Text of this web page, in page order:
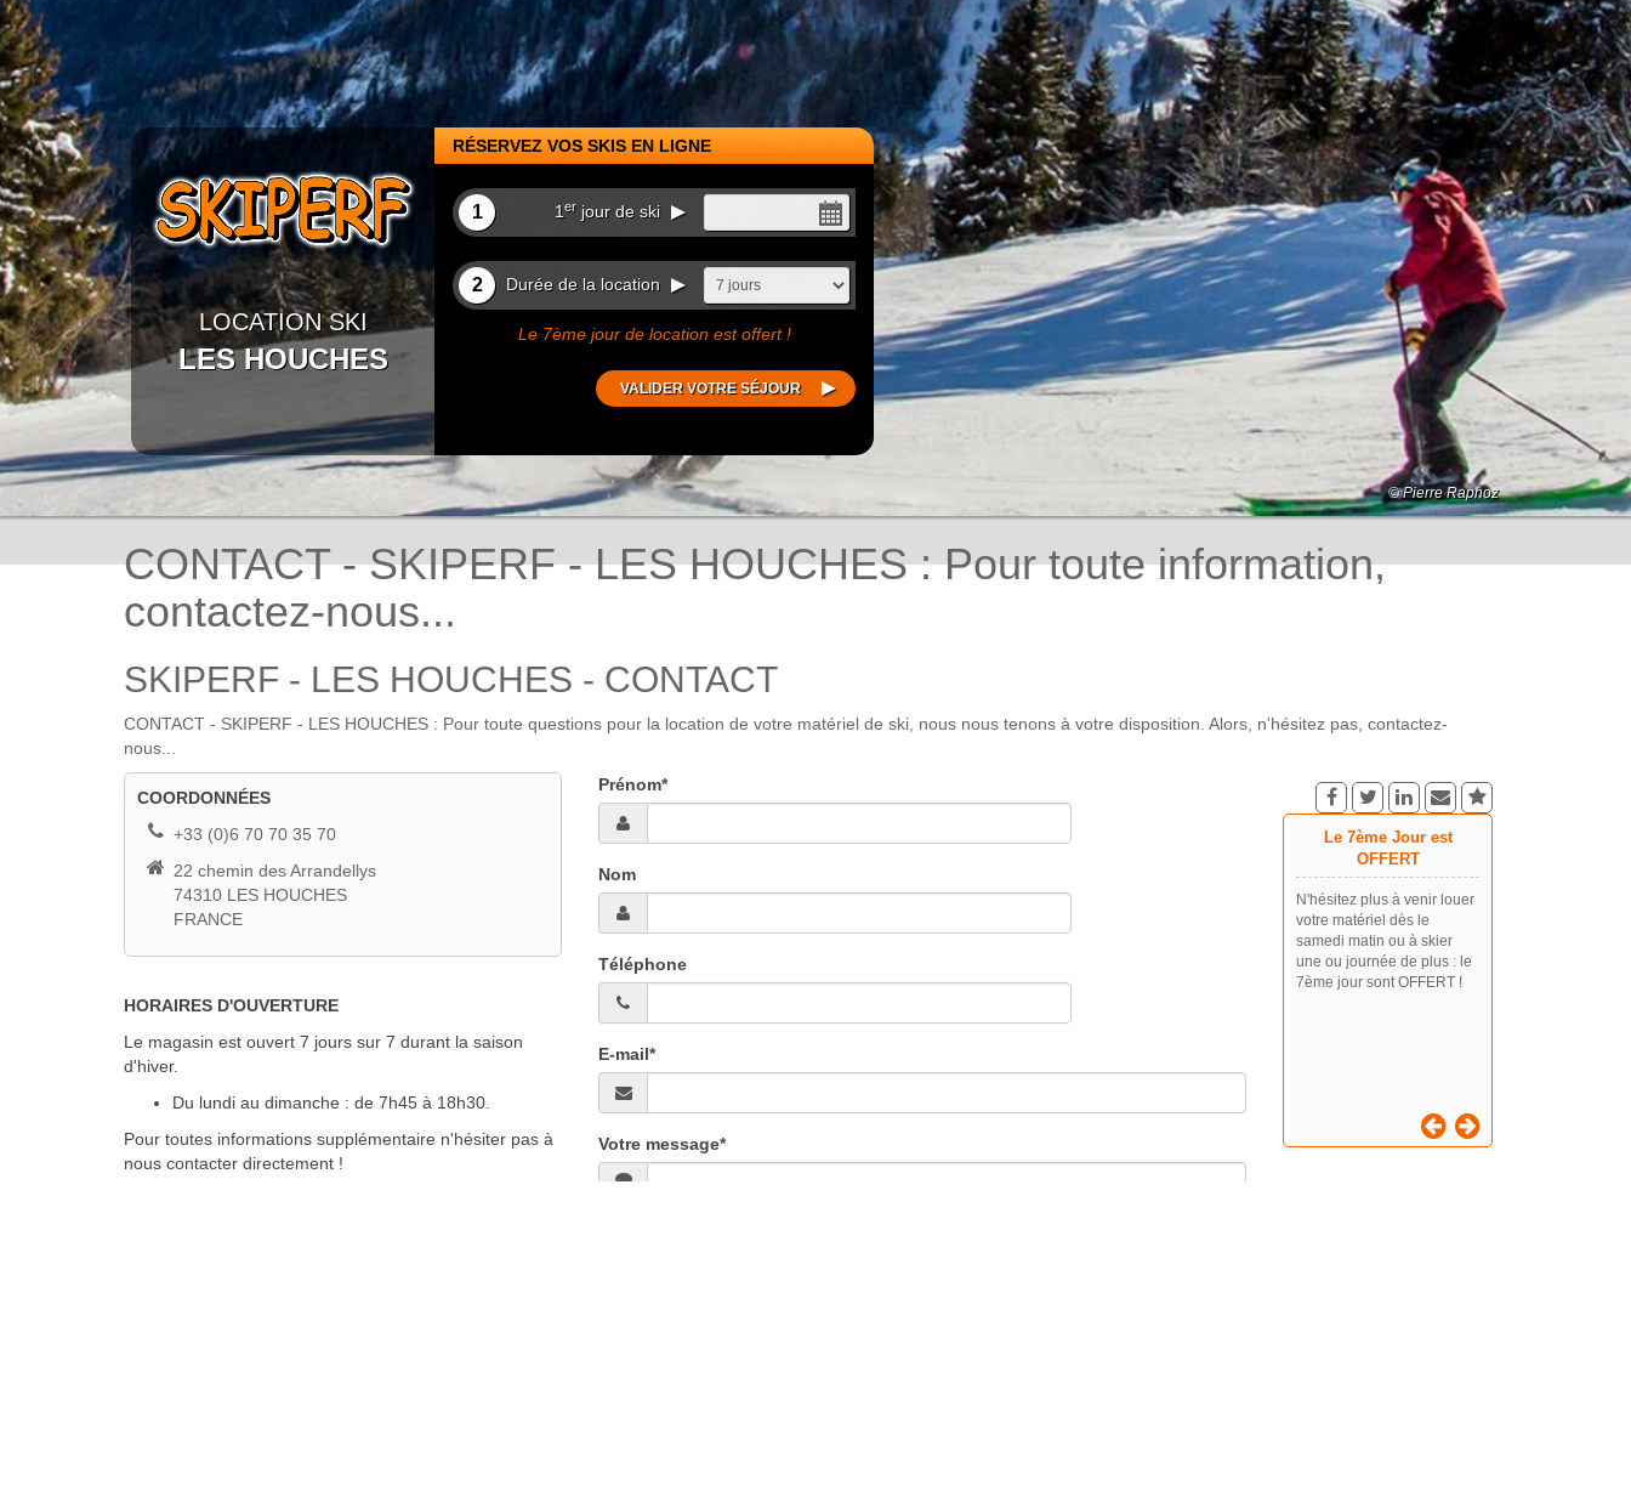
LOCATION SKI
LES HOUCHES
RÉSERVEZ VOS SKIS EN LIGNE
1 1erjour de ski
2 Durée de la location
Le 7ème jour de location est offert !
© Pierre Raphoz
© Patrice Labarbe
© Pierre Raphoz
© DALMASSO Monica
© Pierre Raphoz
© DALMASSO Monica
© Pierre Raphoz
© DALMASSO Monica
CONTACT - SKIPERF - LES HOUCHES : Pour toute information,
contactez-nous...
SKIPERF - LES HOUCHES - CONTACT
CONTACT - SKIPERF - LES HOUCHES : Pour toute questions pour la location de votre matériel de ski, nous nous tenons à votre disposition. Alors, n'hésitez pas, contactez-
nous...
CONTACT
COORDONNÉES
+33 (0)6 70 70 35 70
22 chemin des Arrandellys
74310 LES HOUCHES
FRANCE
HORAIRES D'OUVERTURE
Le magasin est ouvert 7 jours sur 7 durant la saison
d'hiver.
Du lundi au dimanche : de 7h45 à 18h30.
Pour toutes informations supplémentaire n'hésiter pas à
nous contacter directement !
Prénom*
Nom
Téléphone
E-mail*
Votre message*
Le 7ème Jour est
OFFERT
N'hésitez plus à venir louer
votre matériel dès le
samedi matin ou à skier
une ou journée de plus : le
7ème jour sont OFFERT !